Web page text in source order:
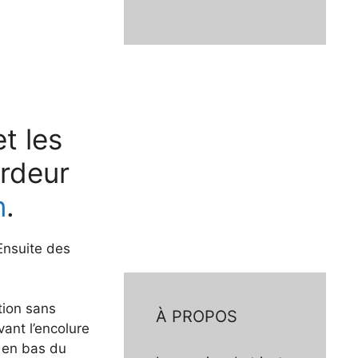
les
.
des
sans
l’encolure
bas du
À PROPOS